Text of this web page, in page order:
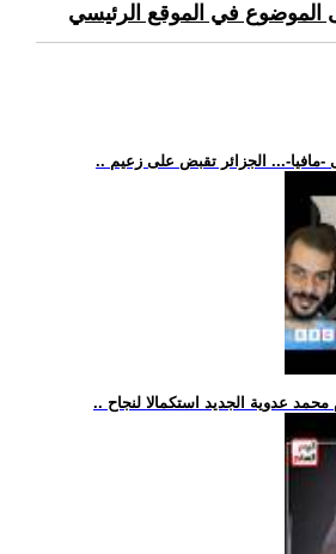
الموضوع في الموقع الرئيسي
-مافيا-... الجزائر تقبض على زعيم
عدوية الجديد استكمالا لنجاح